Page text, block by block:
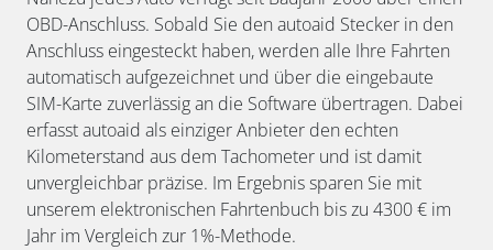
OBD-Anschluss. Sobald Sie den autoaid Stecker in den
Anschluss eingesteckt haben, werden alle Ihre Fahrten
automatisch aufgezeichnet und über die eingebaute
SIM-Karte zuverlässig an die Software übertragen. Dabei
erfasst autoaid als einziger Anbieter den echten
Kilometerstand aus dem Tachometer und ist damit
unvergleichbar präzise. Im Ergebnis sparen Sie mit
unserem elektronischen Fahrtenbuch bis zu 4300 € im
Jahr im Vergleich zur 1%-Methode.